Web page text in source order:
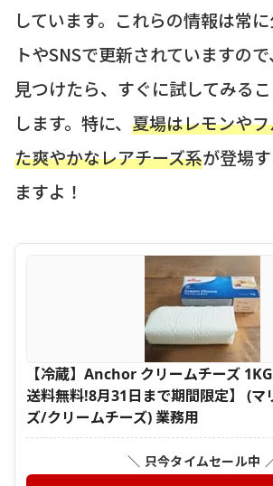
しています。これらの情報は常
トやSNSで更新されていますの
見つけたら、すぐに試してみる
します。特に、 夏場はレモンや
た爽やかなレアチーズ系が登場
ますよ！
【冷蔵】Anchor クリームチーズ
送料無料!8月31日まで期間限定】 (マ
ズ/クリームチーズ) 業務用
＼ 只今タイムセール中